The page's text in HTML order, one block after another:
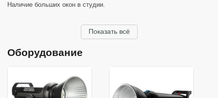
Наличие больших окон в студии.
Показать всё
Оборудование